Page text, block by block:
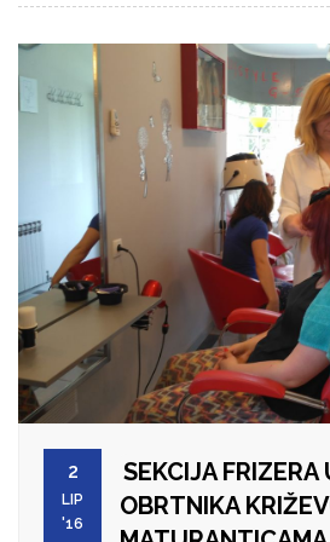
2
LIP
'16
SEKCIJA
OBRTNIKA